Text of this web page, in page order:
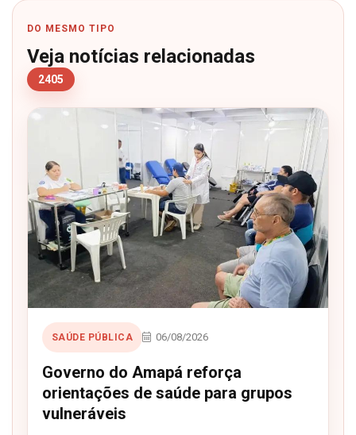
DO MESMO TIPO
Veja notícias relacionadas
2405
SAÚDE PÚBLICA 06/08/2026
Governo do Amapá reforça
orientações de saúde para grupos
vulneráveis